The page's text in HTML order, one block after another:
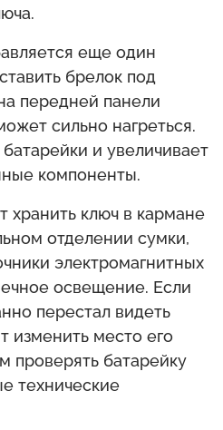
еще один
брелок под
передней панели
сильно нагреться.
и увеличивает
компоненты.
хранить ключ в кармане
отделении сумки,
электромагнитных
освещение. Если
перестал видеть
изменить место его
проверять батарейку
технические